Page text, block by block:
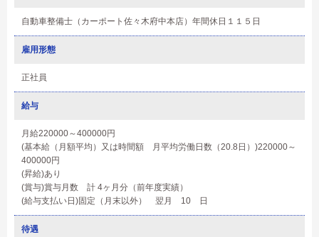
自動車整備士（カーポート佐々木府中本店）年間休日１１５日
雇用形態
正社員
給与
月給220000～400000円
(基本給（月額平均）又は時間額 月平均労働日数（20.8日）)220000～
400000円
(昇給)あり
(賞与)賞与月数 計 4ヶ月分（前年度実績）
(給与支払い日)固定（月末以外） 翌月 10 日
待遇